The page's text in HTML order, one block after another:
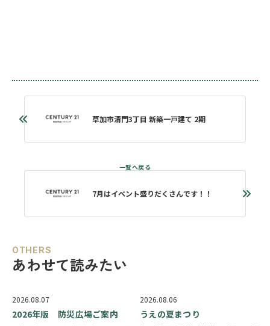
草加市清門3丁目 新築一戸建て 2期
7月はイベント盛りだくさんです！！
OTHERS
あわせて読みたい
2026.08.07
2026年版 防災広場ご案内
2026.08.06
うえの夏まつり